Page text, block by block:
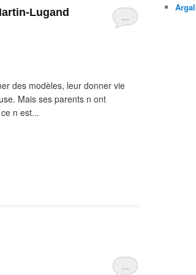
…
Lugand
des modèles, leur donner vie
Mais ses parents n ont
n est...
…